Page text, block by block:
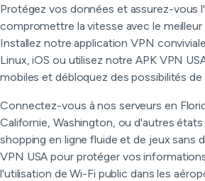
Protégez vos données et assurez-vous
compromettre la vitesse avec le meilleur
Installez notre application VPN
Linux, iOS ou utilisez notre APK VPN
mobiles et débloquez des possibilités de
Connectez-vous à nos serveurs en
Californie, Washington, ou d'autres
shopping en ligne fluide et de jeux sans
VPN USA pour protéger vos
l'utilisation de Wi-Fi public dans les